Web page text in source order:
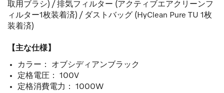
取用ブラシ) / 排気フィルター (アクティブエアクリーンフ
ィルター1枚装着済) / ダストバッグ (HyClean Pure TU 1枚
装着済)
【主な仕様】
カラー： オブシディアンブラック
定格電圧： 100V
定格消費電力： 1000W